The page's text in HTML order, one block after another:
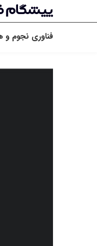
فناوری نجوم و